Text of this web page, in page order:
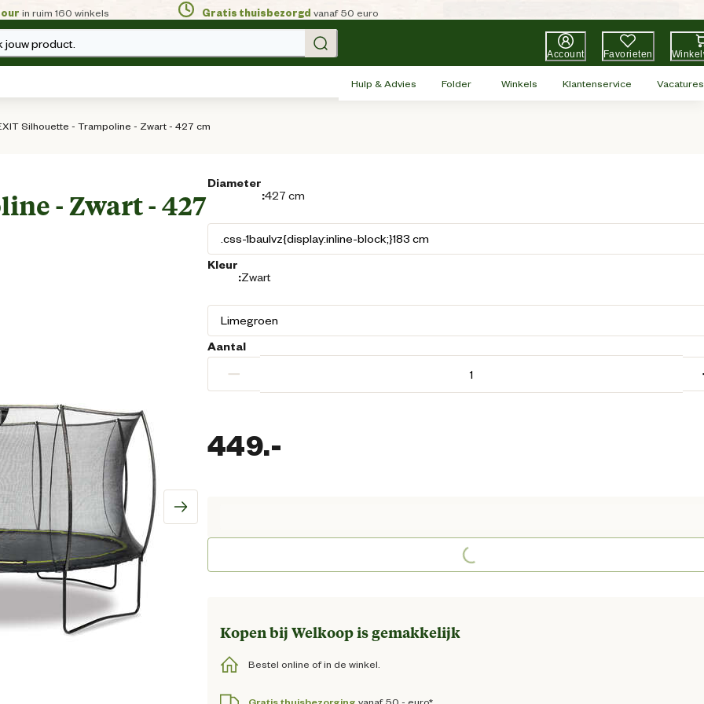
in ruim 160 winkels Gratis thuisbezorgd vanaf 50 euro
jouw product.
Account Favorieten
Hulp & Advies Folder Winkels Klantenservice Vacatures
Silhouette - Trampoline - Zwart - 427 cm
- Zwart - 427
Diameter
:427 cm
Kleur
:Zwart
Aantal
−
449.-
Loading...
Kopen bij Welkoop is gemakkelijk
Bestel online of in de winkel.